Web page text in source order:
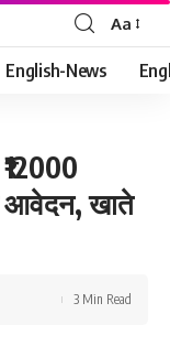
Font
Resizer
Aa
English-News
आवेदन, खाते
3 Min Read